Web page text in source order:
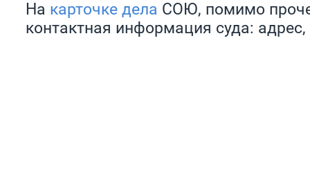
На карточке дела СОЮ, помимо
контактная информация суда: адрес,